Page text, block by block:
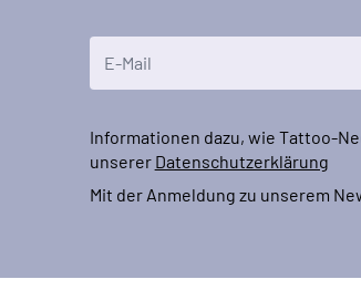
Informationen dazu, wie Tattoo-
unserer Datenschutzerklärung
Mit der Anmeldung zu unserem